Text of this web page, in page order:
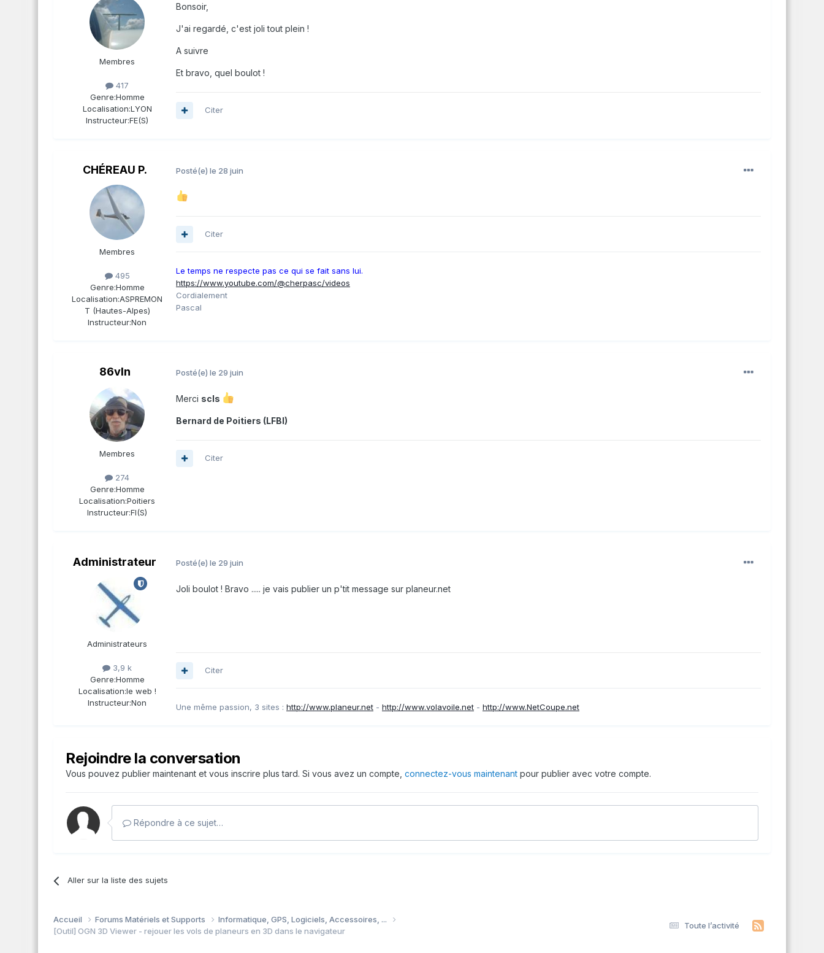
Membres
417
Genre:Homme
Localisation:LYON
Instructeur:FE(S)
Bonsoir,
J'ai regardé, c'est joli tout plein !
A suivre
Et bravo, quel boulot !
Citer
CHÉREAU P.
Membres
495
Genre:Homme
Localisation:ASPREMON
T (Hautes-Alpes)
Instructeur:Non
Posté(e) le 28 juin
Citer
Le temps ne respecte pas ce qui se fait sans lui.
https://www.youtube.com/@cherpasc/videos
Cordialement
Pascal
86vln
Membres
274
Genre:Homme
Localisation:Poitiers
Instructeur:FI(S)
Posté(e) le 29 juin
Merci scls
Bernard de Poitiers (LFBI)
Citer
Administrateur
Administrateurs
3,9 k
Genre:Homme
Localisation:le web !
Instructeur:Non
Posté(e) le 29 juin
Joli boulot ! Bravo ..... je vais publier un p'tit message sur planeur.net
Citer
Une même passion, 3 sites : http://www.planeur.net - http://www.volavoile.net - http://www.NetCoupe.net
Rejoindre la conversation
Vous pouvez publier maintenant et vous inscrire plus tard. Si vous avez un compte, connectez-vous maintenant pour publier avec votre compte.
Répondre à ce sujet…
Aller sur la liste des sujets
Toute l’activité
Accueil Forums Matériels et Supports
Informatique, GPS, Logiciels, Accessoires, ...
[Outil] OGN 3D Viewer - rejouer les vols de planeurs en 3D dans le navigateur